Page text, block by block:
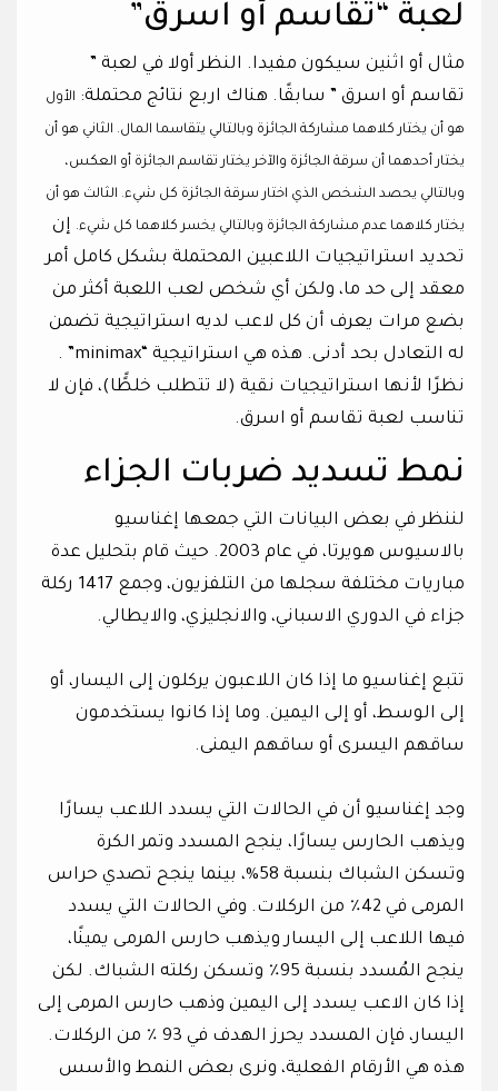
لعبة “تقاسم أو اسرق”
مثال أو اثنين سيكون مفيدا. النظر أولا في لعبة ”
تقاسم أو اسرق ” سابقًا. هناك اربع نتائج محتملة: الأول
هو أن يختار كلاهما مشاركة الجائزة وبالتالي يتقاسما المال. الثاني هو أن
يختار أحدهما أن سرقة الجائزة والآخر يختار تقاسم الجائزة أو العكس،
وبالتالي يحصد الشخص الذي اختار سرقة الجائزة كل شيء. الثالث هو أن
يختار كلاهما عدم مشاركة الجائزة وبالتالي يخسر كلاهما كل شيء. إن
تحديد استراتيجيات اللاعبين المحتملة بشكل كامل أمر
معقد إلى حد ما، ولكن أي شخص لعب اللعبة أكثر من
بضع مرات يعرف أن كل لاعب لديه استراتيجية تضمن
له التعادل بحد أدنى. هذه هي استراتيجية “minimax” .
نظرًا لأنها استراتيجيات نقية (لا تتطلب خلطًًا)، فإن لا
تناسب لعبة تقاسم أو اسرق.
نمط تسديد ضربات الجزاء
لننظر في بعض البيانات التي جمعها إغناسيو
بالاسيوس هويرتا، في عام 2003. حيث قام بتحليل عدة
مباريات مختلفة سجلها من التلفزيون، وجمع 1417 ركلة
جزاء في الدوري الاسباني، والانجليزي، والايطالي.
تتبع إغناسيو ما إذا كان اللاعبون يركلون إلى اليسار، أو
إلى الوسط، أو إلى اليمين. وما إذا كانوا يستخدمون
ساقهم اليسرى أو ساقهم اليمنى.
وجد إغناسيو أن في الحالات التي يسدد اللاعب يسارًا
ويذهب الحارس يسارًا، ينجح المسدد وتمر الكرة
وتسكن الشباك بنسبة 58%، بينما ينجح تصدي حراس
المرمى في 42٪ من الركلات. وفي الحالات التي يسدد
فيها اللاعب إلى اليسار ويذهب حارس المرمى يمينًا،
ينجح المُسدد بنسبة 95٪ وتسكن ركلته الشباك. لكن
إذا كان الاعب يسدد إلى اليمين وذهب حارس المرمى إلى
اليسار، فإن المسدد يحرز الهدف في 93 ٪ من الركلات.
هذه هي الأرقام الفعلية، ونرى بعض النمط والأسس